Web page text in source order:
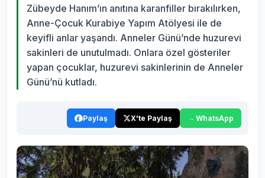
Zübeyde Hanım’ın anıtına karanfiller bırakılırken,
Anne-Çocuk Kurabiye Yapım Atölyesi ile de
keyifli anlar yaşandı. Anneler Günü’nde huzurevi
sakinleri de unutulmadı. Onlara özel gösteriler
yapan çocuklar, huzurevi sakinlerinin de Anneler
Günü’nü kutladı.
Paylaş X'te Paylaş WhatsApp